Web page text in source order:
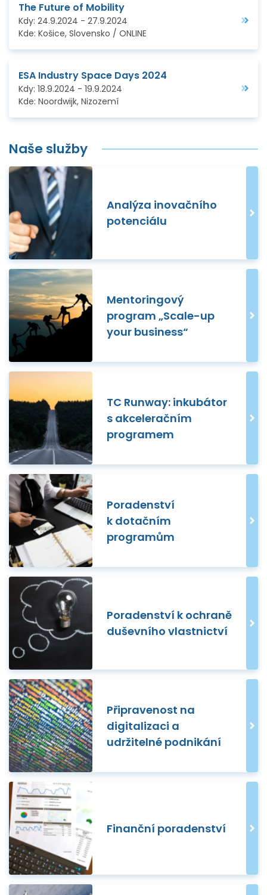
The Future of Mobility
Kdy: 24.9.2024 - 27.9.2024
Kde: Košice, Slovensko / ONLINE
ESA Industry Space Days 2024
Kdy: 18.9.2024 - 19.9.2024
Kde: Noordwijk, Nizozemí
Naše služby
Analýza inovačního
potenciálu
Mentoringový
program „Scale-up
your business“
TC Runway: inkubátor
s akceleračním
programem
Poradenství
k dotačním
programům
Poradenství k ochraně
duševního vlastnictví
Připravenost na
digitalizaci a
udržitelné podnikání
Finanční poradenství